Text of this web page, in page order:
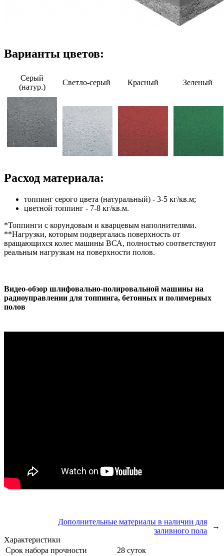
Варианты цветов:
Серый
(натур.)
Светло-серый Красный Зеленый
Расход материала:
топпинг серого цвета (натуральный) - 3-5 кг/кв.м;
цветной топпинг - 7-8 кг/кв.м.
*Топпинги с корундовым и кварцевым наполнителями.
**Нагрузки, которым подвергалась поверхность от
вращающихся колес машины ВСА, полностью соответствуют
реальным нагрузкам на поверхности полов.
Видео-обзор шлифовально-полировальной машины на
радиоуправлении для топпинга, бетонных и полимерных
полов
Дополнительные материалы в наличии для
заливного пола
→
Характеристики
Срок набора прочности
28 суток